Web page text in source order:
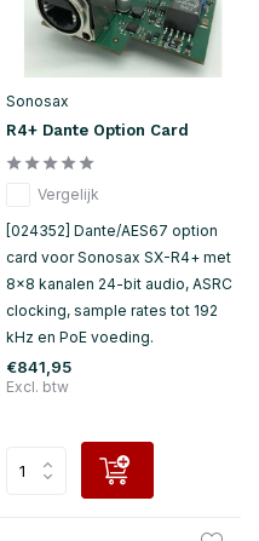
Sonosax
R4+ Dante Option Card
Vergelijk
[024352] Dante/AES67 option
card voor Sonosax SX-R4+ met
8×8 kanalen 24-bit audio, ASRC
clocking, sample rates tot 192
kHz en PoE voeding.
€841,95
Excl. btw